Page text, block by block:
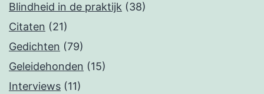
Blindheid in de praktijk (38)
Citaten (21)
Gedichten (79)
Geleidehonden (15)
Interviews (11)